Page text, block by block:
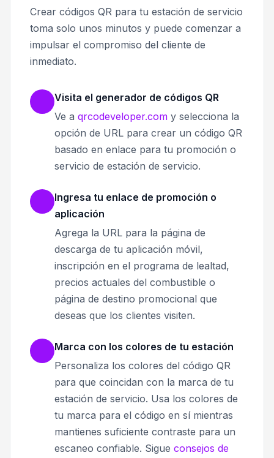
Crear códigos QR para tu estación de servicio
toma solo unos minutos y puede comenzar a
impulsar el compromiso del cliente de
inmediato.
Visita el generador de códigos QR
Ve a qrcodeveloper.com y selecciona la
opción de URL para crear un código QR
basado en enlace para tu promoción o
servicio de estación de servicio.
Ingresa tu enlace de promoción o
aplicación
Agrega la URL para la página de
descarga de tu aplicación móvil,
inscripción en el programa de lealtad,
precios actuales del combustible o
página de destino promocional que
deseas que los clientes visiten.
Marca con los colores de tu estación
Personaliza los colores del código QR
para que coincidan con la marca de tu
estación de servicio. Usa los colores de
tu marca para el código en sí mientras
mantienes suficiente contraste para un
escaneo confiable. Sigue consejos de